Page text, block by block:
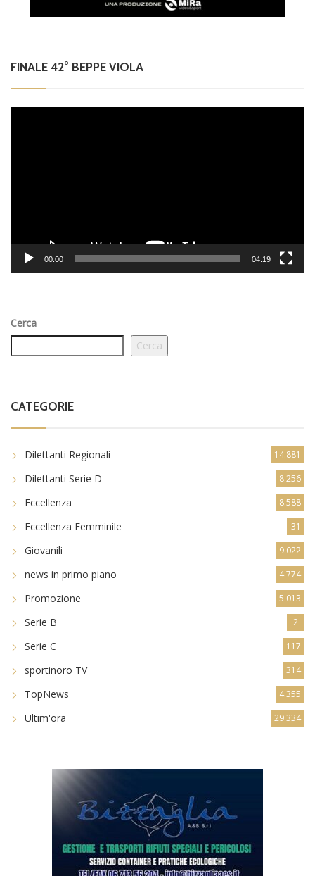
FINALE 42° BEPPE VIOLA
00:00 04:19
Cerca
Cerca
CATEGORIE
Dilettanti Regionali 14.881
Dilettanti Serie D 8.256
Eccellenza 8.588
Eccellenza Femminile 31
Giovanili 9.022
news in primo piano 4.774
Promozione 5.013
Serie B 2
Serie C 117
sportinoro TV 314
TopNews 4.355
Ultim'ora 29.334